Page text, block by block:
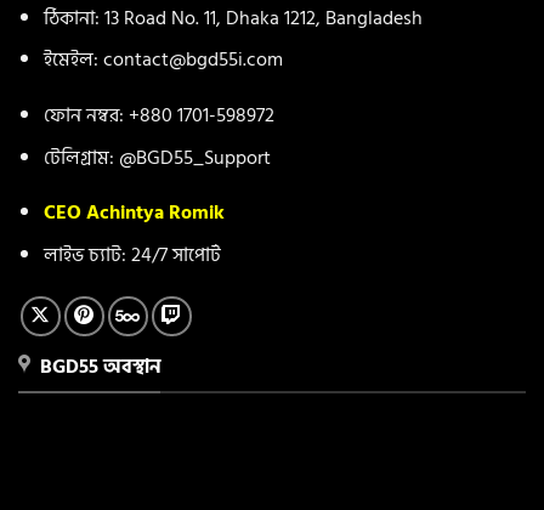
ঠিকানা: 13 Road No. 11, Dhaka 1212, Bangladesh
ইমেইল:contact@bgd55i.com
ফোন নম্বর: +880 1701-598972
টেলিগ্রাম: @BGD55_Support
CEO Achintya Romik
লাইভ চ্যাট: 24/7 সাপোর্ট
BGD55 অবস্থান